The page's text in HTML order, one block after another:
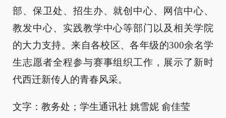
部、保卫处、招生办、就创中心、网信中心、
教发中心、实践教学中心等部门以及相关学院
的大力支持。来自各校区、各年级的300余名学
生志愿者全程参与赛事组织工作，展示了新时
代西迁新传人的青春风采。
文字：教务处；学生通讯社 姚雪妮 俞佳莹